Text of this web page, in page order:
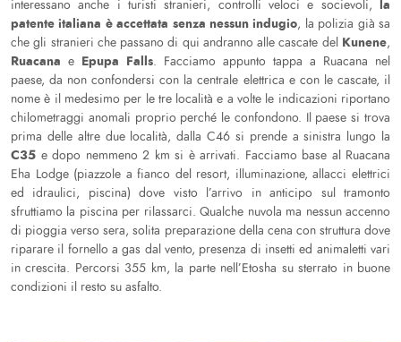
interessano anche i turisti stranieri, controlli veloci e socievoli, la
patente italiana è accettata senza nessun indugio, la polizia già sa
che gli stranieri che passano di qui andranno alle cascate del Kunene,
Ruacana e Epupa Falls. Facciamo appunto tappa a Ruacana nel
paese, da non confondersi con la centrale elettrica e con le cascate, il
nome è il medesimo per le tre località e a volte le indicazioni riportano
chilometraggi anomali proprio perché le confondono. Il paese si trova
prima delle altre due località, dalla C46 si prende a sinistra lungo la
C35 e dopo nemmeno 2 km si è arrivati. Facciamo base al Ruacana
Eha Lodge (piazzole a fianco del resort, illuminazione, allacci elettrici
ed idraulici, piscina) dove visto l’arrivo in anticipo sul tramonto
sfruttiamo la piscina per rilassarci. Qualche nuvola ma nessun accenno
di pioggia verso sera, solita preparazione della cena con struttura dove
riparare il fornello a gas dal vento, presenza di insetti ed animaletti vari
in crescita. Percorsi 355 km, la parte nell’Etosha su sterrato in buone
condizioni il resto su asfalto.